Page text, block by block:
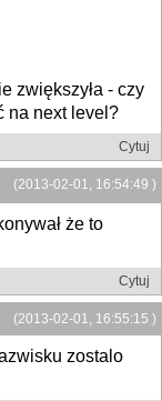
zwiększyła - czy
na next level?
Cytuj
(2013-02-01, 16:54:49 )
że to
Cytuj
(2013-02-01, 16:55:15 )
zostalo